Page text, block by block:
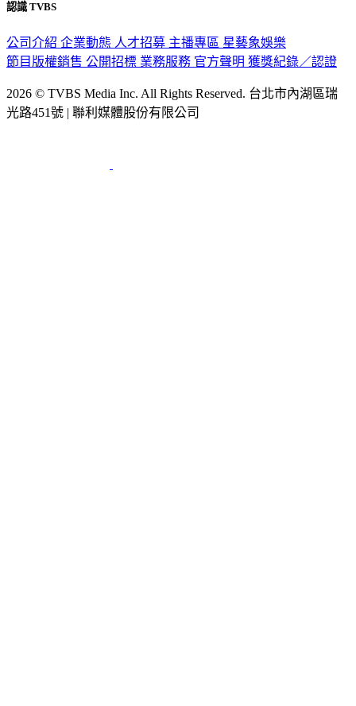
認識 TVBS
公司介紹 企業動態 人才招募 主播專區 星藝象娛樂
節目版權銷售 公開招標 業務服務 官方聲明 獲獎紀錄／認證
2026 © TVBS Media Inc. All Rights Reserved. 台北市內湖區瑞
光路451號 | 聯利媒體股份有限公司